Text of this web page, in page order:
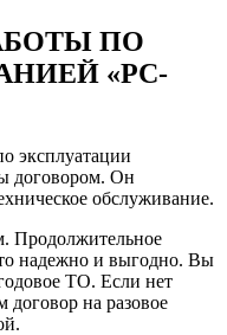
ПО
«РС-
эксплуатации
договором. Он
обслуживание.
Продолжительное
надежно и выгодно. Вы
ТО. Если нет
договор на разовое